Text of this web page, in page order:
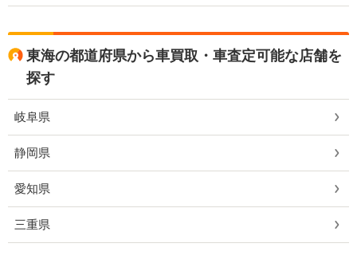
東海の都道府県から車買取・車査定可能な店舗を
探す
岐阜県
静岡県
愛知県
三重県